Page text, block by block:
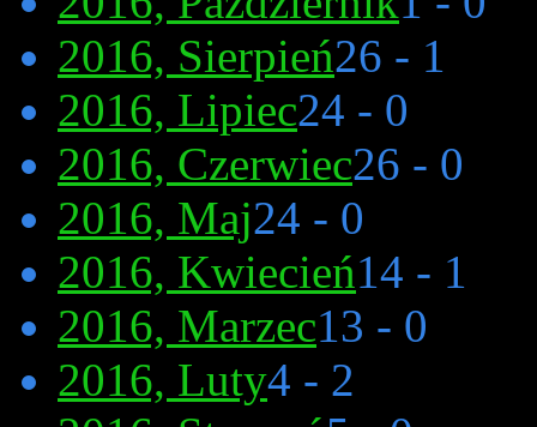
2016, Sierpień26 - 1
2016, Lipiec24 - 0
2016, Czerwiec26 - 0
2016, Maj24 - 0
2016, Kwiecień14 - 1
2016, Marzec13 - 0
2016, Luty4 - 2